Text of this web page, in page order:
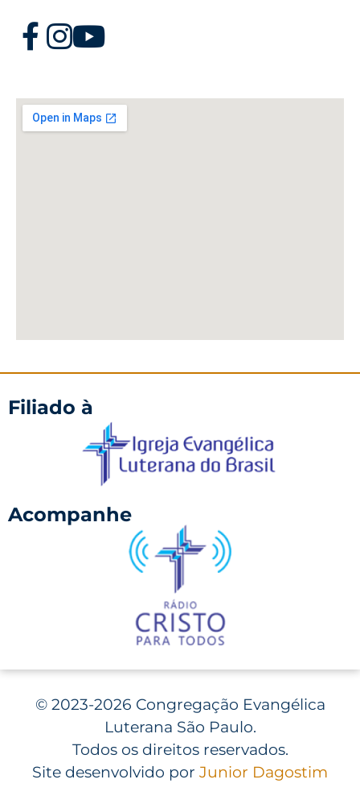
Filiado à
Acompanhe
©2023-2026 Congregação Evangélica
Luterana São Paulo.
Todos os direitos reservados.
Site desenvolvido por Junior Dagostim